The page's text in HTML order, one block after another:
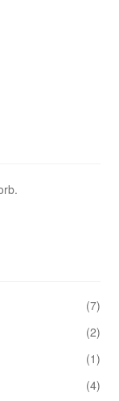
gewählt
(7)
(2)
(1)
(4)